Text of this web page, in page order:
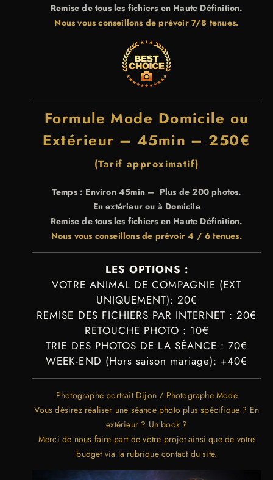
Remise de tous les fichiers en Haute Définition.
Nous vous conseillons de prévoir 7/8 tenues.
Formule Mode Domicile ou
Extérieur – 45min – 250€
(Tarif approximatif)
Temps : Environ 45min – Plus de 200 photos.
En extérieur ou à Domicile
Remise de tous les fichiers en Haute Définition.
Nous vous conseillons de prévoir 4 / 6 tenues.
LES OPTIONS :
VOTRE ANIMAL DE COMPAGNIE (EXT
UNIQUEMENT): 20€
REMISE DES FICHIERS PAR INTERNET : 20€
RETOUCHE PHOTO : 10€
TRIE DES PHOTOS DE LA SÉANCE : 70€
WEEK-END (Hors saison mariage): +40€
Photographe portrait Dijon / Photographe Mode
Vous désirez réaliser une séance photo plus spécifique ? En
extérieur ? Un book ?
Merci de nous faire part de votre projet ainsi que de votre
budget via la rubrique contactdu site.